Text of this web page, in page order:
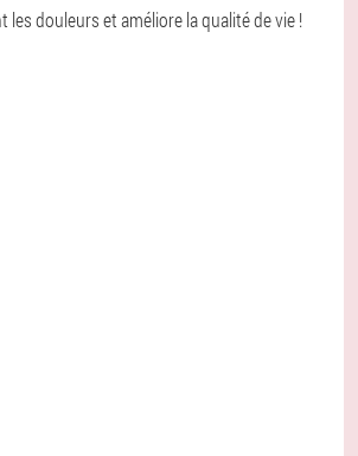
les douleurs et améliore la qualité de vie !